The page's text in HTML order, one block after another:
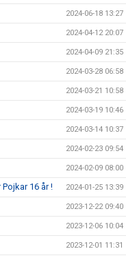
2024-06-18 13:27
2024-04-12 20:07
2024-04-09 21:35
2024-03-28 06:58
2024-03-21 10:58
2024-03-19 10:46
2024-03-14 10:37
2024-02-23 09:54
2024-02-09 08:00
16 år ! 2024-01-25 13:39
2023-12-22 09:40
2023-12-06 10:04
2023-12-01 11:31